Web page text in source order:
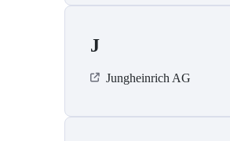
J
Jungheinrich AG